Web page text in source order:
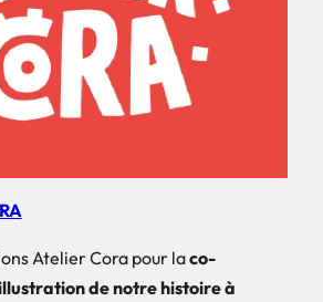
Atelier Cora pour laco-
de notre histoire à